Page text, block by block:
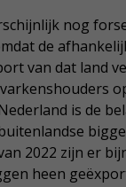
nog
de
van dat land
is de
2022 zijn er
heen